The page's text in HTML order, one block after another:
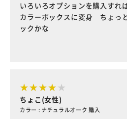
いろいろオプションを購入すれ
カラーボックスに変身 ちょっ
ックかな
ちょこ(女性)
カラー : ナチュラルオーク 購入